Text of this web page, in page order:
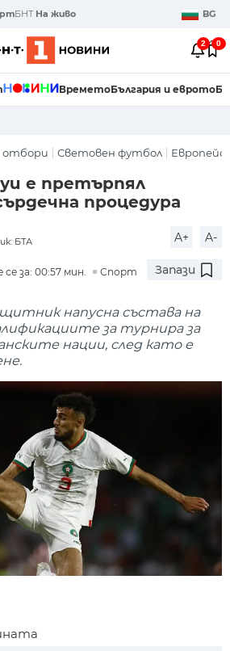
БНТ На живо BG
2 0
ВреметоБългария и еврото
отбори Световен футбол
е претърпял
процедура
БТА A+ A-
за: 00:57 мин. Спорт Запази
напусна състава на
за турнира за
нации, след като е